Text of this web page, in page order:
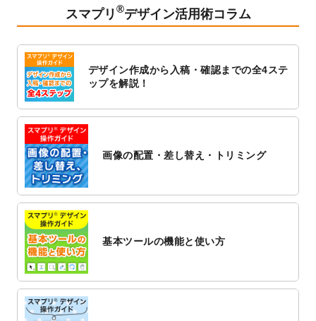
追加しました。
2023/1/13
4月始まりのカレンダーデザインテンプレー
2023/1/5
スタンプカードのデザインテンプレート
追加しました。
2022/12/26
止のお知らせ
2022/12/16
トを公開いたしました。
2022/12/1
2022/11/25
【新商品】封筒が作成できるようになりま
2022/11/25
【新商品】クリアファイルが作成できるよ
2022/11/4
しました。
2022/10/26
スマプリ ®デザイン活用術コラム
デザイン作成から入稿・確認までの全4ステ
ップを解説！
画像の配置・差し替え・トリミング
基本ツールの機能と使い方